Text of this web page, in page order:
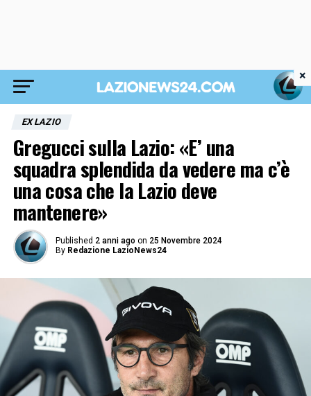
EX LAZIO
Gregucci sulla Lazio: «E’ una
squadra splendida da vedere ma c’è
una cosa che la Lazio deve
mantenere»
Published 2 anni ago on 25 Novembre 2024
By Redazione LazioNews24
×